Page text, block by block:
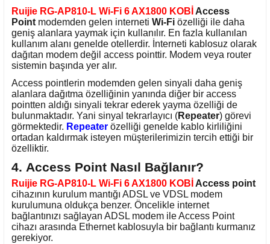
Ruijie RG-AP810-L Wi-Fi 6 AX1800 KOBİ Access
Point modemden gelen interneti Wi-Fi özelliği ile daha
geniş alanlara yaymak için kullanılır. En fazla kullanılan
kullanım alanı genelde otellerdir. İnterneti kablosuz olarak
dağıtan modem değil access pointtir. Modem veya router
sistemin başında yer alır.
Access pointlerin modemden gelen sinyali daha geniş
alanlara dağıtma özelliğinin yanında diğer bir access
pointten aldığı sinyali tekrar ederek yayma özelliği de
bulunmaktadır. Yani sinyal tekrarlayıcı (Repeater) görevi
görmektedir. Repeater özelliği genelde kablo kirliliğini
ortadan kaldırmak isteyen müşterilerimizin tercih ettiği bir
özelliktir.
4. Access Point Nasıl Bağlanır?
Ruijie RG-AP810-L Wi-Fi 6 AX1800 KOBİ Access point
cihazının kurulum mantığı ADSL ve VDSL modem
kurulumuna oldukça benzer. Öncelikle internet
bağlantınızı sağlayan ADSL modem ile Access Point
cihazı arasında Ethernet kablosuyla bir bağlantı kurmanız
gerekiyor.